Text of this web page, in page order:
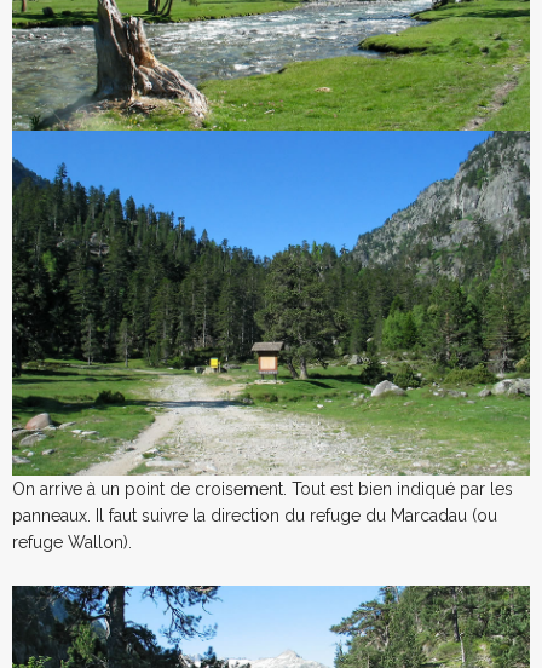
On arrive à un point de croisement. Tout est bien indiqué par les
panneaux. Il faut suivre la direction du refuge du Marcadau (ou
refuge Wallon).